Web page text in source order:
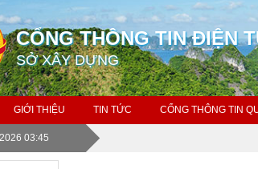
CỔNG THÔNG TIN ĐIỆN
SỞ XÂY DỰNG
GIỚI THIỆU TIN TỨC CỔNG THÔNG TIN
03:45